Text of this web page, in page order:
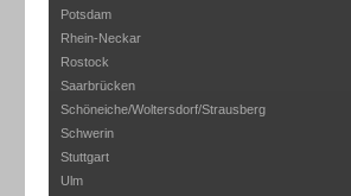
Potsdam
Rhein-Neckar
Rostock
Saarbrücken
Schöneiche/Woltersdorf/Strausberg
Schwerin
Stuttgart
Ulm